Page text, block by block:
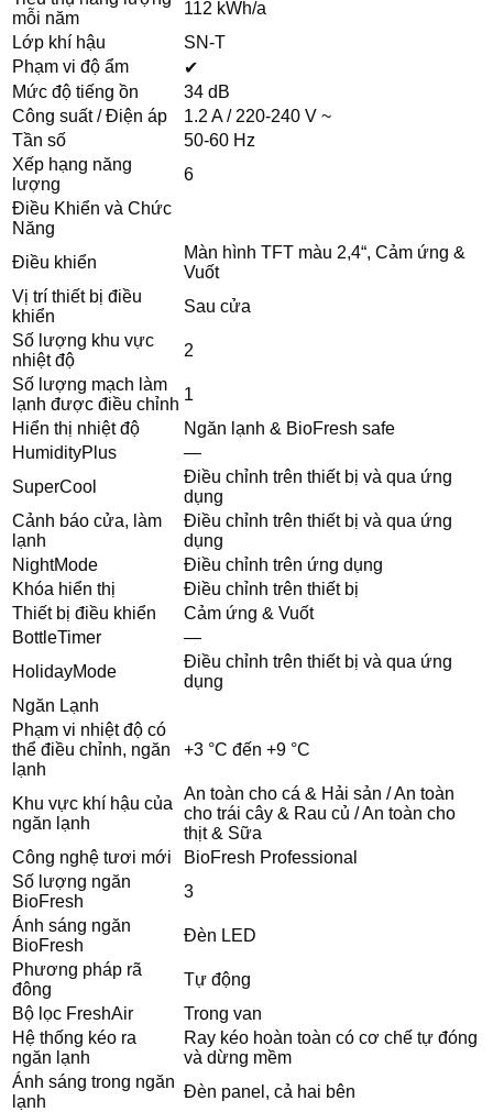
mỗi năm
112 kWh/a
Lớp khí hậu
SN-T
Phạm vi độ ẩm
✔
Mức độ tiếng ồn
34 dB
Công suất / Điện áp
1.2 A / 220-240 V ~
Tần số
50-60 Hz
Xếp hạng năng
lượng
6
Điều Khiển và Chức
Năng
Điều khiển
Màn hình TFT màu 2,4“, Cảm ứng &
Vuốt
Vị trí thiết bị điều
khiển
Sau cửa
Số lượng khu vực
nhiệt độ
2
Số lượng mạch làm
lạnh được điều chỉnh
1
Hiển thị nhiệt độ
Ngăn lạnh & BioFresh safe
HumidityPlus
—
SuperCool
Điều chỉnh trên thiết bị và qua ứng
dụng
Cảnh báo cửa, làm
lạnh
Điều chỉnh trên thiết bị và qua ứng
dụng
NightMode
Điều chỉnh trên ứng dụng
Khóa hiển thị
Điều chỉnh trên thiết bị
Thiết bị điều khiển
Cảm ứng & Vuốt
BottleTimer
—
HolidayMode
Điều chỉnh trên thiết bị và qua ứng
dụng
Ngăn Lạnh
Phạm vi nhiệt độ có
thể điều chỉnh, ngăn
lạnh
+3 °C đến +9 °C
Khu vực khí hậu của
ngăn lạnh
An toàn cho cá & Hải sản / An toàn
cho trái cây & Rau củ / An toàn cho
thịt & Sữa
Công nghệ tươi mới
BioFresh Professional
Số lượng ngăn
BioFresh
3
Ánh sáng ngăn
BioFresh
Đèn LED
Phương pháp rã
đông
Tự động
Bộ lọc FreshAir
Trong van
Hệ thống kéo ra
ngăn lạnh
Ray kéo hoàn toàn có cơ chế tự đóng
và dừng mềm
Ánh sáng trong ngăn
lạnh
Đèn panel, cả hai bên